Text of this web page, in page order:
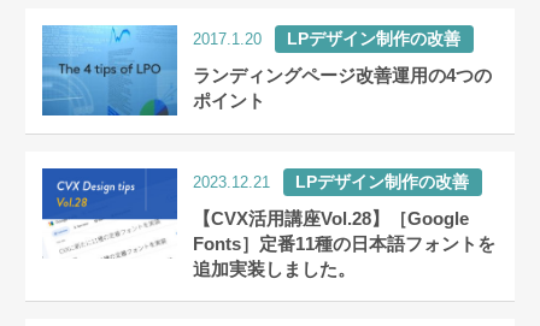
2017.1.20 LPデザイン制作の改善
ランディングページ改善運用の4つの
ポイント
2023.12.21 LPデザイン制作の改善
【CVX活用講座Vol.28】［Google
Fonts］定番11種の日本語フォントを
追加実装しました。